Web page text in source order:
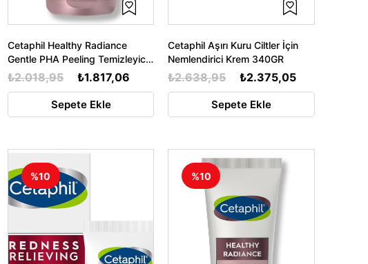
Cetaphil Healthy Radiance
Gentle PHA Peeling Temizleyici
124ML
₺1.817,06
₺2.018,95
Sepete Ekle
Cetaphil Aşırı Kuru Ciltler İçin
Nemlendirici Krem 340GR
₺2.375,05
₺2.638,95
Sepete Ekle
%10 %10